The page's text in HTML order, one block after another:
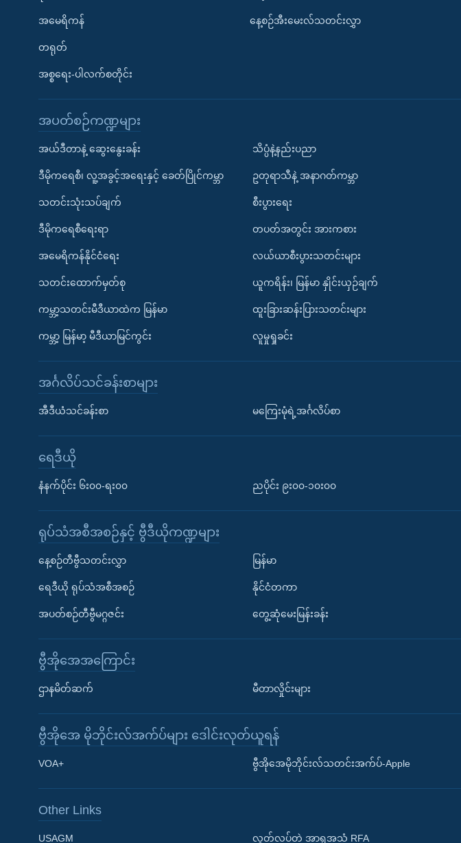
Learning English
အမေရိကန်
တရုတ်
အစ္စရေး-ပါလက်စတိုင်း
နေ့စဉ်အီးမေးလ်သတင်းလွှာ
အပတ်စဉ်ကဏ္ဍများ
အယ်ဒီတာနဲ့ ဆွေးနွေးခန်း
ဒီမိုကရေစီ၊ လူ့အခွင့်အရေးနှင့် ခေတ်ပြိုင်ကမ္ဘာ
သတင်းသုံးသပ်ချက်
ဒီမိုကရေစီရေးရာ
အမေရိကန်နိုင်ငံရေး
သတင်းထောက်မှတ်စု
ကမ္ဘာ့သတင်းမီဒီယာထဲက မြန်မာ
ကမ္ဘာ့ မြန်မာ့ မီဒီယာမြင်ကွင်း
သိပ္ပံနဲ့နည်းပညာ
ဥတုရာသီနဲ့ အနာဂတ်ကမ္ဘာ
စီးပွားရေး
တပတ်အတွင်း အားကစား
လယ်ယာစီးပွားသတင်းများ
ယူကရိန်း၊ မြန်မာ နှိုင်းယှဉ်ချက်
ထူးခြားဆန်းပြားသတင်းများ
လူမှုရှုခင်း
အင်္ဂလိပ်သင်ခန်းစာများ
အီဒီယံသင်ခန်းစာ မကြေးမုံရဲ့အင်္ဂလိပ်စာ
ရေဒီယို
နံနက်ပိုင်း ၆း၀၀-ရး၀၀ ညပိုင်း ၉း၀၀-၁၀း၀၀
ရုပ်သံအစီအစဉ်နှင့် ဗွီဒီယိုကဏ္ဍများ
နေ့စဉ်တီဗွီသတင်းလွှာ
ရေဒီယို ရုပ်သံအစီအစဉ်
အပတ်စဉ်တီဗွီမဂ္ဂဇင်း
မြန်မာ
နိုင်ငံတကာ
တွေ့ဆုံမေးမြန်းခန်း
ဗွီအိုအေအကြောင်း
ဌာနမိတ်ဆက် မီတာလှိုင်းများ
ဗွီအိုအေ မိုဘိုင်းလ်အက်ပ်များ ဒေါင်းလုတ်ယူရန်
VOA+ ဗွီအိုအေမိုဘိုင်းလ်သတင်းအက်ပ်-Apple
Other Links
USAGM လွတ်လပ်တဲ့ အာရှအသံ RFA